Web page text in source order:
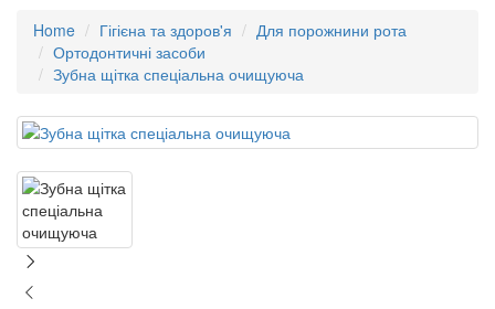
Home Гігієна та здоров'я
Для порожнини рота
Ортодонтичні засоби
Зубна щітка спеціальна очищуюча